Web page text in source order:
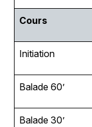
Cours
Initiation
Balade 60’
Balade 30’